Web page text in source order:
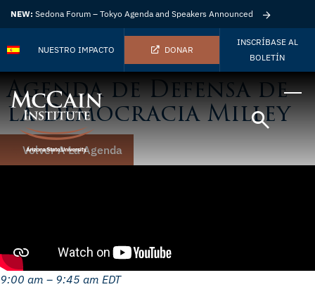
NEW: Sedona Forum – Tokyo Agenda and Speakers Announced
NUESTRO IMPACTO DONAR
INSCRÍBASE AL
BOLETÍN
Agenda de Defensa de
la Democracia Milley
Volver A La Agenda
9:00 am – 9:45 am EDT